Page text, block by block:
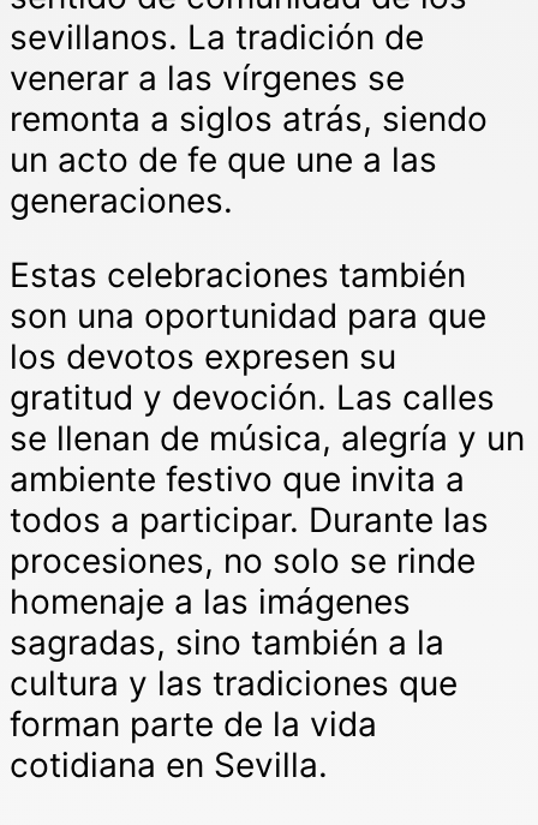
sevillanos. La tradición de
venerar a las vírgenes se
remonta a siglos atrás, siendo
un acto de fe que une a las
generaciones.
Estas celebraciones también
son una oportunidad para que
los devotos expresen su
gratitud y devoción. Las calles
se llenan de música, alegría y un
ambiente festivo que invita a
todos a participar. Durante las
procesiones, no solo se rinde
homenaje a las imágenes
sagradas, sino también a la
cultura y las tradiciones que
forman parte de la vida
cotidiana en Sevilla.